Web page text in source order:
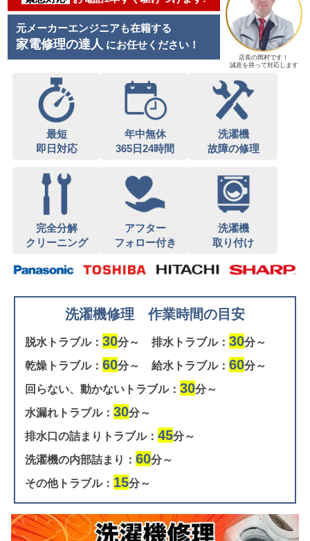
元メーカーエンジニアも在籍する
家電修理の達人 にお任せください！
店長の岡村です！
誠意を持って対応します
最短
即日対応
年中無休
365日24時間
洗濯機
故障の修理
完全分解
クリーニング
アフター
フォロー付き
洗濯機
取り付け
洗濯機修理 作業時間の目安
脱水トラブル： 30分～ 排水トラブル： 30分～
乾燥トラブル： 60分～ 給水トラブル： 60分～
回らない、動かないトラブル： 30分～
水漏れトラブル： 30分～
排水口の詰まりトラブル： 45分～
洗濯機の内部詰まり： 60分～
その他トラブル： 15分～